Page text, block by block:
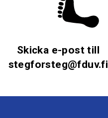
Skicka e-post till
stegforsteg@fduv.fi